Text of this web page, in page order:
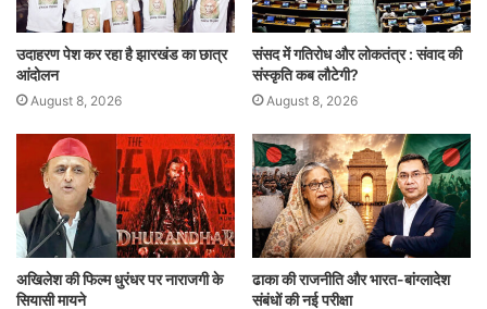
उदाहरण पेश कर रहा है झारखंड का छात्र
आंदोलन
August 8, 2026
संसद में गतिरोध और लोकतंत्र : संवाद की
संस्कृति कब लौटेगी?
August 8, 2026
अखिलेश की फिल्म धुरंधर पर नाराजगी के
सियासी मायने
ढाका की राजनीति और भारत-बांग्लादेश
संबंधों की नई परीक्षा